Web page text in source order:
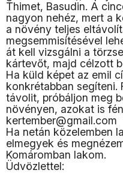
Thimet, Basudin. A
nagyon nehéz, mert a
a növény teljes
megsemmisítésével
át kell vizsgálni a
kártevőt, majd célzott
Ha küld képet az emil
konkrétabban segíteni.
távolit, próbáljon meg
növényen, azokat is
kertember@gmail.com
Ha netán közelemben
elmegyek és
Komáromban lakom.
Üdvözlettel: